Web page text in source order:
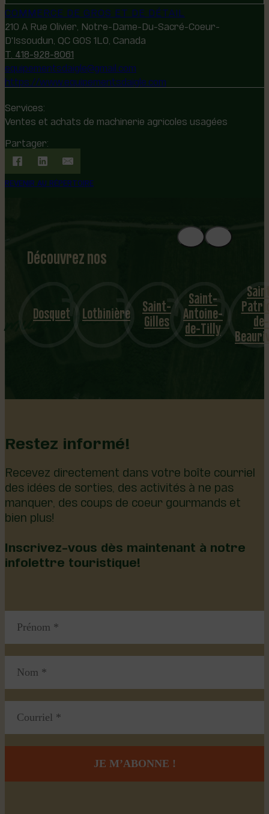
COMMERCE DE GROS ET DE DÉTAIL
210 A Rue Olivier, Notre-Dame-Du-Sacré-Coeur-
D'Issoudun, QC G0S 1L0, Canada
T. 418-928-8061
equipementsdaigle@gmail.com
https://www.equipementsdaigle.com
Services:
Ventes et achats de machinerie agricoles usagées
Partager:
REVENIR AU RÉPERTOIRE
Découvrez nos
1
8
mu
nicipalités
Dosquet Lotbinière Saint-
Gilles
Saint-
Antoine-
de-Tilly de-
Restez informé!
Recevez directement dans votre boîte courriel
des idées de sorties, des activités à ne pas
manquer, des coups de coeur gourmands et
bien plus!
Inscrivez-vous dès maintenant à notre
infolettre touristique!